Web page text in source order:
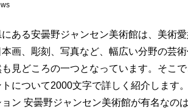
ある安曇野ジャンセン美術館は、美術
画、彫刻、写真など、幅広い分野の芸
見どころの一つとなっています。そこ
トについて2000文字で詳しく紹介しま
ョン 安曇野ジャンセン美術館が有名なの